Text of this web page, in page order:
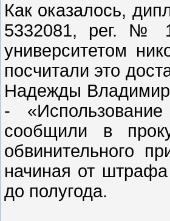
Как оказалось,
5332081, рег. №
университетом
посчитали это
Надежды
-
сообщили в
обвинительного
начиная от
до полугода.